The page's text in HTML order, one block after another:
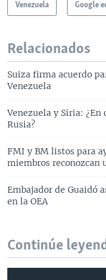
Venezuela Google
Relacionados
Suiza firma acuerdo
Venezuela
Venezuela y Siria: ¿En
Rusia?
FMI y BM listos para
miembros reconozcan
Embajador de Guaidó
en la OEA
Continúe